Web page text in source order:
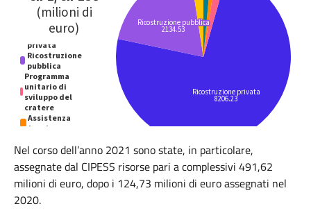
Nel corso dell’anno 2021 sono state, in particolare,
assegnate dal CIPESS risorse pari a complessivi 491,62
milioni di euro, dopo i 124,73 milioni di euro assegnati nel
2020.